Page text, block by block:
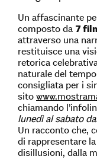
Un affascinante
composto da 7
attraverso una
restituisce una
retorica
naturale del
consigliata per i
sito
chiamando
lunedì al sabato
Un racconto che,
di rappresentare
disillusioni, dalla